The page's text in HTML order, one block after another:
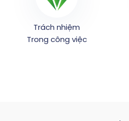
Trách nhiệm
Trong công việc